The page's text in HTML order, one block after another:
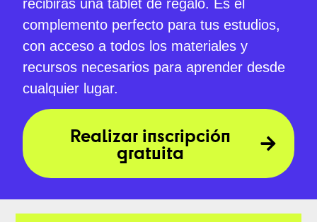
recibirás una tablet de regalo. Es el
complemento perfecto para tus estudios,
con acceso a todos los materiales y
recursos necesarios para aprender desde
cualquier lugar.
Realizar inscripción
gratuita